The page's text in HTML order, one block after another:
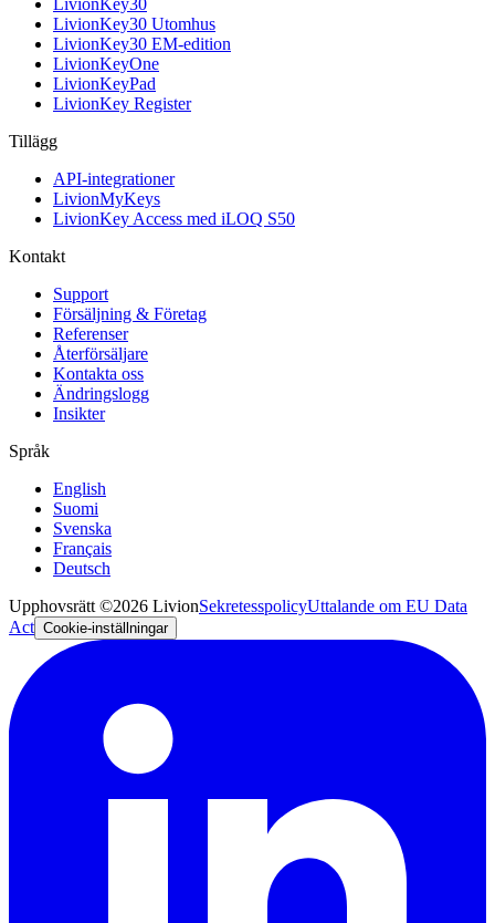
LivionKey30 Utomhus
LivionKey30 EM-edition
LivionKeyOne
LivionKeyPad
LivionKey Register
Tillägg
API-integrationer
LivionMyKeys
LivionKey Access med iLOQ S50
Kontakt
Support
Försäljning & Företag
Referenser
Återförsäljare
Kontakta oss
Ändringslogg
Insikter
Språk
English
Suomi
Svenska
Français
Deutsch
Upphovsrätt ©2026 LivionSekretesspolicyUttalande om EU Data
Act Cookie-inställningar